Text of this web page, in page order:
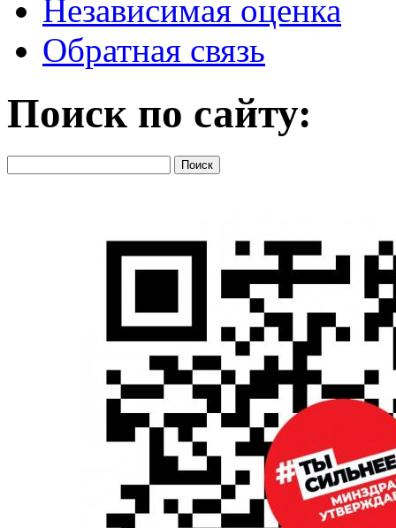
Независимая оценка
Обратная связь
Поиск по сайту: